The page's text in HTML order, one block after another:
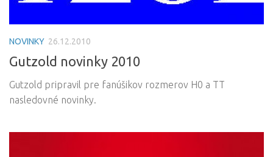
NOVINKY 26.12.2010
Gutzold novinky 2010
Gutzold pripravil pre fanúšikov rozmerov H0 a TT
nasledovné novinky.